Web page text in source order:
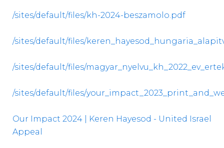
Tevékenységünk
/sites/default/files/kh-2024-beszamolo.pdf
/sites/default/files/
/sites/default/files/
/sites/default/files/
Our Impact 2024 | Keren Hayesod - United Israel
Appeal